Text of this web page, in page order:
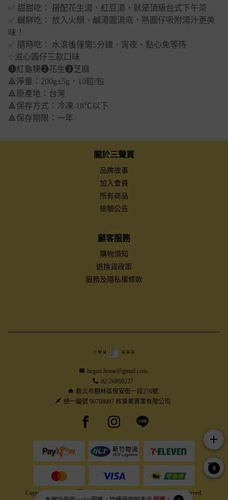
✅ 甜甜吃： 搭配花生湯、紅豆湯，就是頂級台式下午茶
✅ 鹹鮮吃： 放入火鍋、鹹湯圓湯底，熟圓仔吸附湯汁更美
味！
✅ 隨時吃： 水滾後僅需5分鐘，宵夜、點心免等待
✨滋心圓仔三款口味
➊紅龜粿➋花生➌芝麻
🔺淨量：200g±5g，10粒/包
🔺原產地：台灣
🔺保存方式：冷凍-18℃以下
🔺保存期限：一年
關於三聲買
品牌故事
加入會員
所有商品
檢驗公告
顧客服務
購物須知
退換貨政策
服務及隱私權條款
heguo.home@gmail.com
02-26860227
新北市樹林區保安街一段276號
統一編號 90708097 核果果實業有限公司
Facebook pageInstagram page
Line page
Copyright © 2026 三聲買｜鮮食美味，買買買！ All Rights Reserved.
add
0